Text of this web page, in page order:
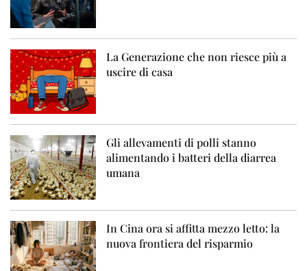
La Generazione che non riesce più a
uscire di casa
Gli allevamenti di polli stanno
alimentando i batteri della diarrea
umana
In Cina ora si affitta mezzo letto: la
nuova frontiera del risparmio